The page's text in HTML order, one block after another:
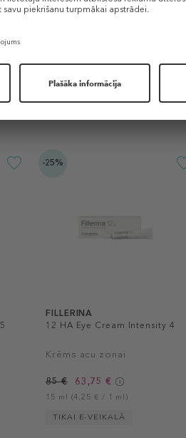
50 ml (1,35 € / 1 ml)
TIKAI E-VEIKALĀ
-25%
FILLERINA
12 HA Eye Cream Intensity 4
Krēms acu zonai
85 € 63,75 €
15 ml (4,25 € / 1 ml)
TIKAI E-VEIKALĀ